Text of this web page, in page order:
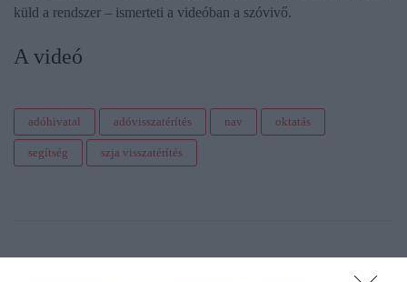
küld a rendszer – ismerteti a videóban a szóvivő.
A videó
adóhivatal adóvisszatérítés nav oktatás
segítség szja visszatérítés